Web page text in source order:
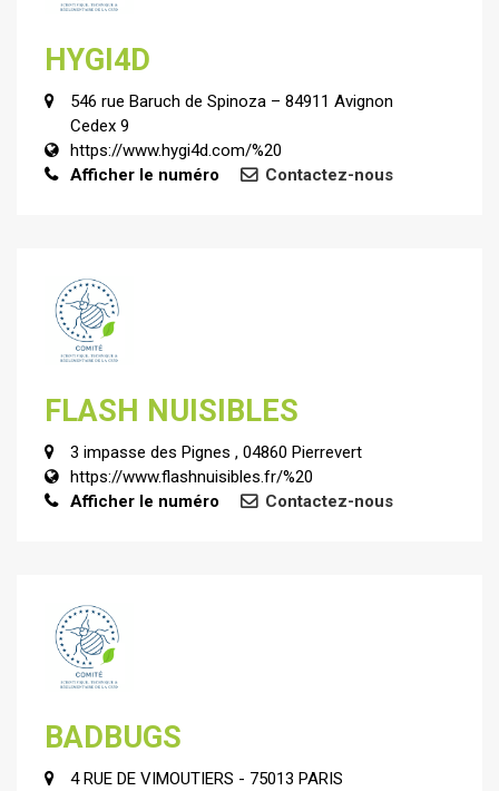
HYGI4D
546 rue Baruch de Spinoza – 84911 Avignon
Cedex 9
https://www.hygi4d.com/%20
Afficher le numéro
Contactez-nous
FLASH NUISIBLES
3 impasse des Pignes , 04860 Pierrevert
https://www.flashnuisibles.fr/%20
Afficher le numéro
Contactez-nous
BADBUGS
4 RUE DE VIMOUTIERS - 75013 PARIS